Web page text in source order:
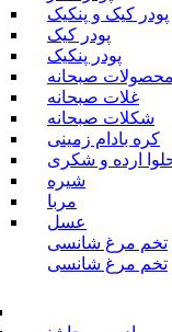
پودر کیک و پنکیک
پودر کیک
پودر پنکیک
محصولات صبحانه
غلات صبحانه
شکلات صبحانه
کره بادام زمینی
ارده و شکری
شیره
مربا
عسل
تخم مرغ شانسی
تخم مرغ شانسی